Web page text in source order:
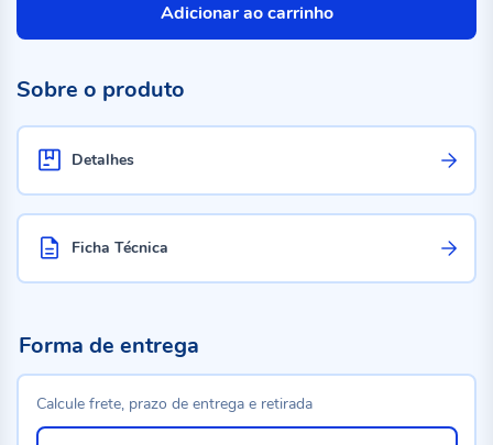
Adicionar ao carrinho
Sobre o produto
Detalhes
Ficha Técnica
Forma de entrega
Calcule frete, prazo de entrega e retirada